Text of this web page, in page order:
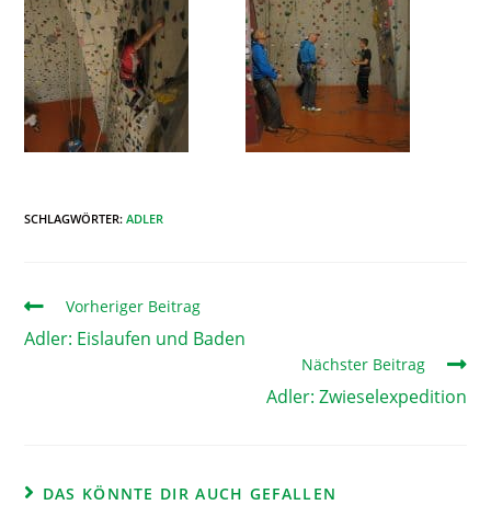
SCHLAGWÖRTER:ADLER
Vorheriger Beitrag
Adler: Eislaufen und Baden
Nächster Beitrag
Adler: Zwieselexpedition
DAS KÖNNTE DIR AUCH GEFALLEN